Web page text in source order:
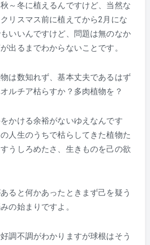
～冬に植えるんですけど、当然な
リスマス前に植えてから2月にな
いいんですけど、問題は無のなか
出るまでわからないことです。
は数知れず、基本丈夫であるはず
ルチア枯らすか？多肉植物を？
かける余裕がないゆえなんです
人生のうちで枯らしてきた植物た
うしろめたさ、生きものを己の欲
ると何かあったときまず己を疑う
の始まりですよ。
調不調がわかりますが球根はそう